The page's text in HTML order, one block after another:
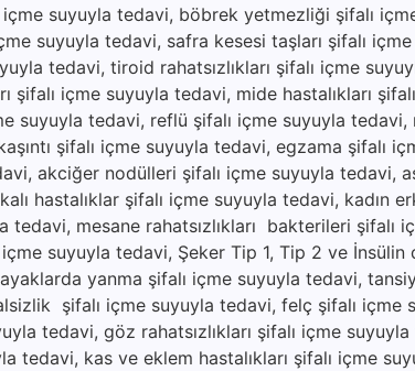
suyuyla tedavi, böbrek yetmezliği şifalı
suyuyla tedavi, safra kesesi taşları şifalı
tedavi, tiroid rahatsızlıkları şifalı içme
içme suyuyla tedavi, mide hastalıkları
tedavi, reflü şifalı içme suyuyla tedavi,
şifalı içme suyuyla tedavi, egzama şifalı
akciğer nodülleri şifalı içme suyuyla tedavi,
hastalıklar şifalı içme suyuyla tedavi, kadın
mesane rahatsızlıkları bakterileri şifalı
suyuyla tedavi, Şeker Tip 1, Tip 2 ve İnsülin
yanma şifalı içme suyuyla tedavi,
şifalı içme suyuyla tedavi, felç şifalı içme
tedavi, göz rahatsızlıkları şifalı içme
kas ve eklem hastalıkları şifalı içme